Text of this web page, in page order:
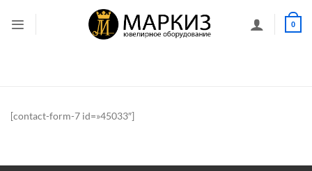
0
[contact-form-7 id=»45033″]